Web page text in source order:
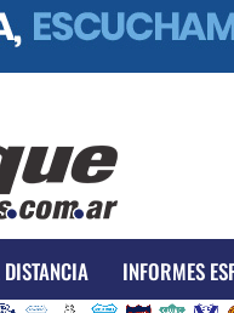
INFORMES